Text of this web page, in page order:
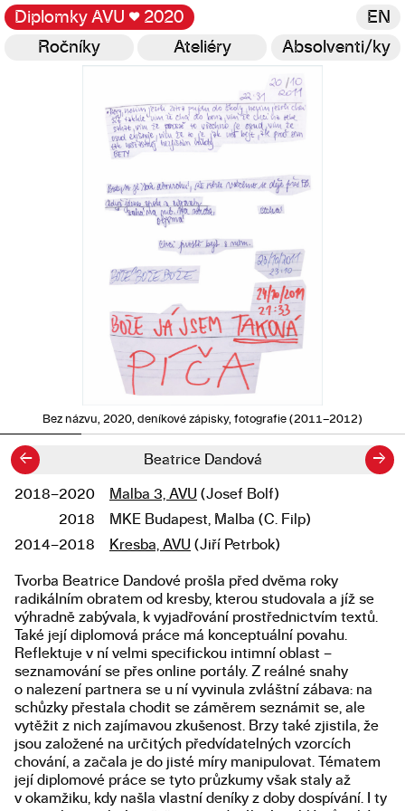
Diplomky AVU ♥ 2020
EN
Ročníky
Ateliéry Absolventi/ky
Beatrice Dandová
← →
Bez názvu, 2020, deníkové zápisky, fotografie (2011–2012)
Studium
2018–2020 Malba 3, AVU (Josef Bolf)
2018
MKE Budapest, Malba (C. Filp)
2014–2018
Kresba, AVU (Jiří Petrbok)
Popis diplomové práce
Tvorba Beatrice Dandové prošla před dvěma roky
radikálním obratem od kresby, kterou studovala a jíž se
výhradně zabývala, k vyjadřování prostřednictvím textů.
Také její diplomová práce má konceptuální povahu.
Reflektuje v ní velmi specifickou intimní oblast –
seznamování se přes online portály. Z reálné snahy
o nalezení partnera se u ní vyvinula zvláštní zábava: na
schůzky přestala chodit se záměrem seznámit se, ale
vytěžit z nich zajímavou zkušenost. Brzy také zjistila, že
jsou založené na určitých předvídatelných vzorcích
chování, a začala je do jisté míry manipulovat. Tématem
její diplomové práce se tyto průzkumy však staly až
v okamžiku, kdy našla vlastní deníky z doby dospívání. I ty